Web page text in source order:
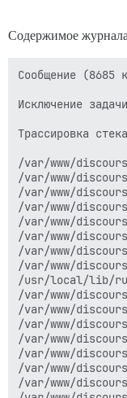
Содержимое
Сообщение (8685
Исключение
Трассировка стека
/var/www/
/var/www/
/var/www/
/var/www/
/var/www/
/var/www/
/var/www/
/var/www/
/usr/local/lib/
/var/www/
/var/www/
/var/www/
/var/www/
/var/www/
/var/www/
/var/www/